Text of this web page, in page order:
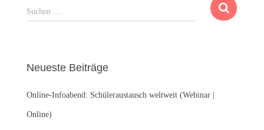
S
u
n
a
c
Suchen …
Neueste Beiträge
Online-Infoabend: Schüleraustausch weltweit (Webinar |
Online)